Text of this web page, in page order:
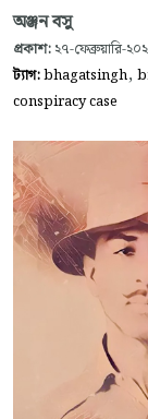
অঞ্জন বসু
প্রকাশ: ২৭-ফেব্রুয়ারি-
ট্যাগ:bhagatsingh,
conspiracy case